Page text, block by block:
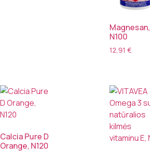
Magnesan,
N100
12,91 €
Calcia Pure D
Orange, N120